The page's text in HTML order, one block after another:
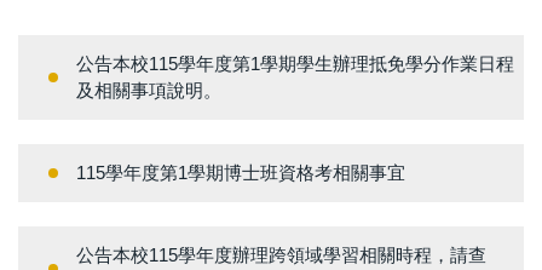
公告本校115學年度第1學期學生辦理抵免學分作業日程
及相關事項說明。
115學年度第1學期博士班資格考相關事宜
公告本校115學年度辦理跨領域學習相關時程，請查